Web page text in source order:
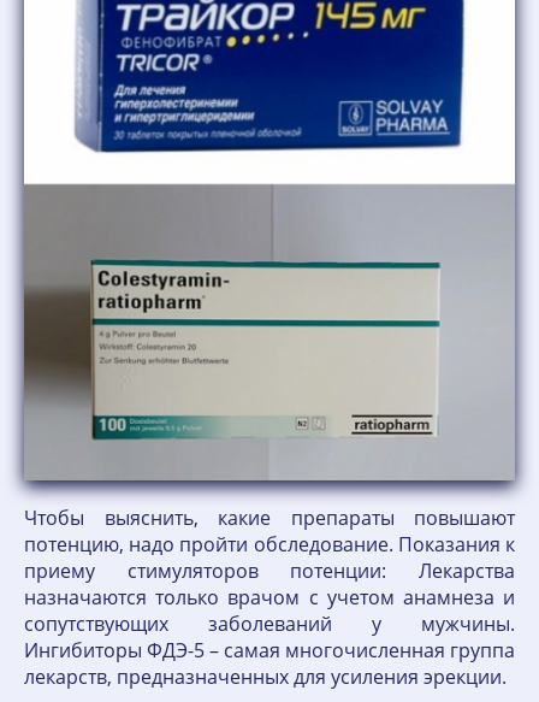
Чтобы выяснить, какие препараты повышают
потенцию, надо пройти обследование. Показания к
приему стимуляторов потенции: Лекарства
назначаются только врачом с учетом анамнеза и
сопутствующих заболеваний у мужчины.
Ингибиторы ФДЭ-5 – самая многочисленная группа
лекарств, предназначенных для усиления эрекции.